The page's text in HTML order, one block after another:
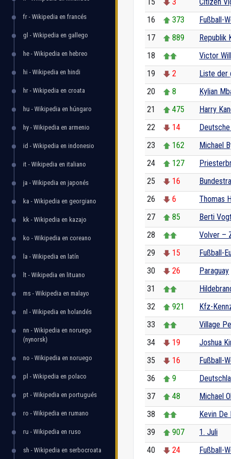
fr - Wikipedia en francés
gl - Wikipedia en gallego
he - Wikipedia en hebreo
hi - Wikipedia en hindi
hr - Wikipedia en croata
hu - Wikipedia en húngaro
hy - Wikipedia en armenio
id - Wikipedia en indonesio
it - Wikipedia en italiano
ja - Wikipedia en japonés
ka - Wikipedia en georgiano
kk - Wikipedia en kazajo
ko - Wikipedia en coreano
la - Wikipedia en latín
lt - Wikipedia en lituano
ms - Wikipedia en malayo
nl - Wikipedia en holandés
nn - Wikipedia en noruego
(nynorsk)
no - Wikipedia en noruego
pl - Wikipedia en polaco
pt - Wikipedia en portugués
ro - Wikipedia en rumano
ru - Wikipedia en ruso
sh - Wikipedia en serbocroata
16
373 Fußball-
17
889 Republik
18
Victor
19
2 Liste der
20
8 Kylian
21
475 Harry
22
14
23
162 Michael
24
127
25
16
26
6 Thomas
27
85 Berti
28
Volver –
29
15 Fußball-
30
26 Paraguay
31
32
921 Kfz-
33
Village
34
19 Joshua
35
16 Fußball-
36
9
37
48 Michael
38
Kevin De
39
907 1. Juli
40
24 Fußball-